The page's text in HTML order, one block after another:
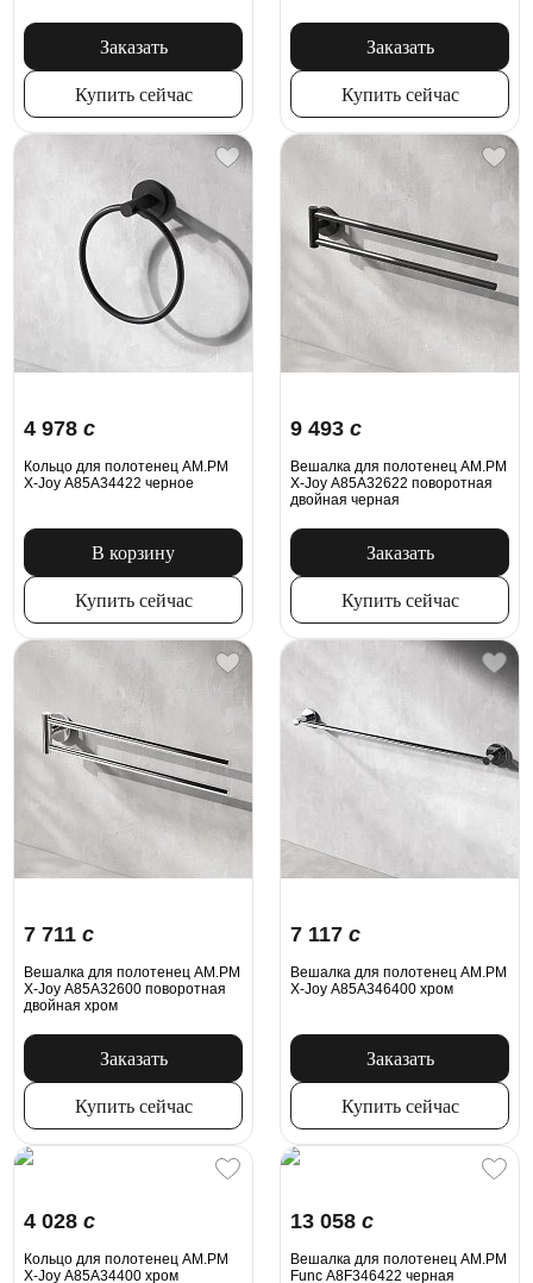
Заказать
Купить сейчас
Заказать
Купить сейчас
4 978 c
Кольцо для полотенец AM.PM
X-Joy A85A34422 черное
В корзину
Купить сейчас
9 493 c
Вешалка для полотенец AM.PM
X-Joy A85A32622 поворотная
двойная черная
Заказать
Купить сейчас
7 711 c
Вешалка для полотенец AM.PM
X-Joy A85A32600 поворотная
двойная хром
Заказать
Купить сейчас
7 117 c
Вешалка для полотенец AM.PM
X-Joy A85A346400 хром
Заказать
Купить сейчас
4 028 c
Кольцо для полотенец AM.PM
X-Joy A85A34400 хром
13 058 c
Вешалка для полотенец AM.PM
Func A8F346422 черная